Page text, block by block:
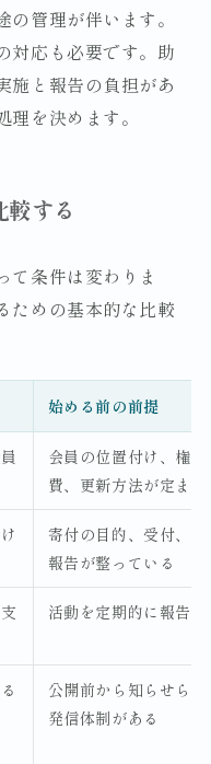
管理が伴います。
対応も必要です。助
施と報告の負担があ
を決めます。
する
て条件は変わりま
ための基本的な比較
始める前の前提
会員の位置付け、権
費、更新方法が定ま
寄付の目的、受付、
報告が整っている
活動を定期的に報告
公開前から知らせら
発信体制がある